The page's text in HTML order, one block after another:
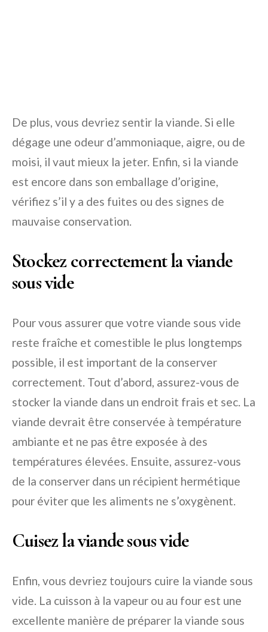
De plus, vous devriez sentir la viande. Si elle
dégage une odeur d’ammoniaque, aigre, ou de
moisi, il vaut mieux la jeter. Enfin, si la viande
est encore dans son emballage d’origine,
vérifiez s’il y a des fuites ou des signes de
mauvaise conservation.
Stockez correctement la viande
sous vide
Pour vous assurer que votre viande sous vide
reste fraîche et comestible le plus longtemps
possible, il est important de la conserver
correctement. Tout d’abord, assurez-vous de
stocker la viande dans un endroit frais et sec. La
viande devrait être conservée à température
ambiante et ne pas être exposée à des
températures élevées. Ensuite, assurez-vous
de la conserver dans un récipient hermétique
pour éviter que les aliments ne s’oxygènent.
Cuisez la viande sous vide
Enfin, vous devriez toujours cuire la viande sous
vide. La cuisson à la vapeur ou au four est une
excellente manière de préparer la viande sous